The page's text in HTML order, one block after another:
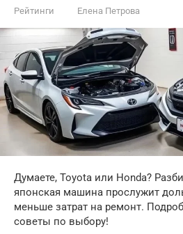
Рейтинги Елена Петрова
Думаете, Toyota или Honda?
японская машина прослужит
меньше затрат на ремонт.
советы по выбору!